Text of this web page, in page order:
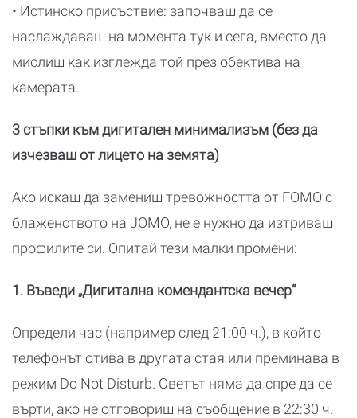
• Истинско присъствие: започваш да се
наслаждаваш на момента тук и сега, вместо да
мислиш как изглежда той през обектива на
камерата.
3 стъпки към дигитален минимализъм (без да
изчезваш от лицето на земята)
Ако искаш да замениш тревожността от FOMO с
блаженството на JOMO, не е нужно да изтриваш
профилите си. Опитай тези малки промени:
1. Въведи „Дигитална комендантска вечер“
Определи час (например след 21:00 ч.), в който
телефонът отива в другата стая или преминава в
режим Do Not Disturb. Светът няма да спре да се
върти, ако не отговориш на съобщение в 22:30 ч.